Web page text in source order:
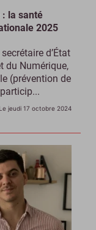
: la santé
2025
d’État
du Numérique,
(prévention de
Le jeudi 17 octobre 2024